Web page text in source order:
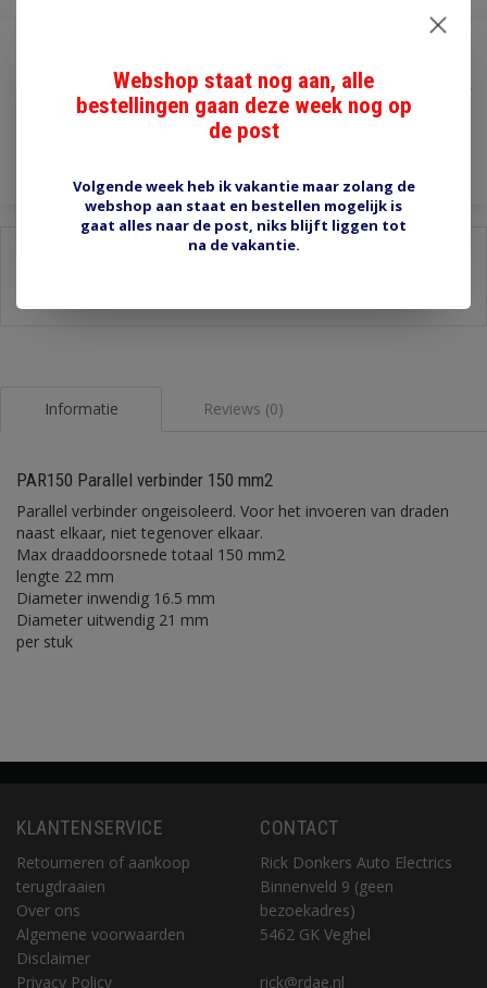
Toevoegen aan winkelwagen
Informatie Reviews (0)
PAR150 Parallel verbinder 150 mm2
Parallel verbinder ongeisoleerd. Voor het invoeren van draden
naast elkaar, niet tegenover elkaar.
Max draaddoorsnede totaal 150 mm2
lengte 22 mm
Diameter inwendig 16.5 mm
Diameter uitwendig 21 mm
per stuk
KLANTENSERVICE
Retourneren of aankoop
terugdraaien
Over ons
Algemene voorwaarden
Disclaimer
Privacy Policy
CONTACT
Rick Donkers Auto Electrics
Binnenveld 9 (geen
bezoekadres)
5462 GK Veghel
rick@rdae.nl
Webshop staat nog aan, alle
bestellingen gaan deze week nog op
de post
Volgende week heb ik vakantie maar zolang de
webshop aan staat en bestellen mogelijk is
gaat alles naar de post, niks blijft liggen tot
na de vakantie.